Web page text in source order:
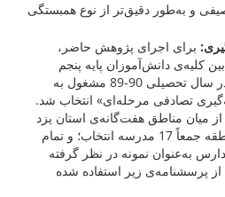
و به‌طور دقیق‌تر از نوع همبستگی
برای اجرای پژوهش حاضر،
حجم 477 نفر از بین کلیه‌ی دانش‌آموزان پایه پنجم
ابتدایی یزد (16100 نفر) که در سال تحصیلی 90-89 مشغول به
تصادفی مرحله‌ای» انتخاب شد.
میان مناطق هفت‌گانه‌ی استان یزد
به نسبت دانش‌آموزان آن منطقه جمعاً 17 مدرسه انتخاب؛ و تمام
به‌عنوان نمونه در نظر گرفته
پرسشنامه‌ی زیر استفاده شده